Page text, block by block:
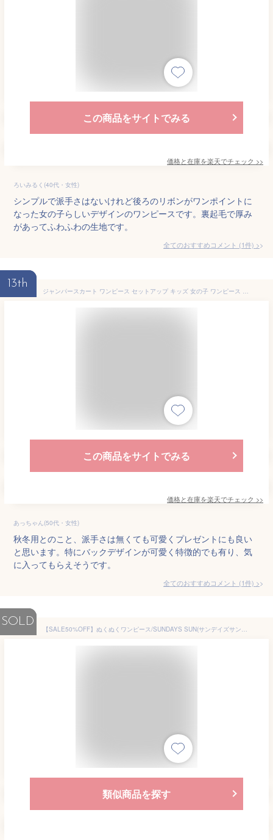
この商品をサイトでみる
価格と在庫を楽天でチェック >>
ろいみるく(40代・女性)
シンプルで派手さはないけれど後ろのリボンがワンポイントに
なった女の子らしいデザインのワンピースです。裏起毛で厚み
があってふわふわの生地です。
全てのおすすめコメント (1件) >
13th
ジャンパースカート ワンピース セットアップ キッズ 女の子 ワンピース 発表会 結婚式 子供 入学式 スーツ 女の子 子供服 卒園式 チェック柄 スカート キッズ ジュニア セットアップ 110cm 120cm 130cm 140cm 150cm
この商品をサイトでみる
価格と在庫を楽天でチェック >>
あっちゃん(50代・女性)
秋冬用とのこと、派手さは無くても可愛くプレゼントにも良い
と思います。特にバックデザインが可愛く特徴的でも有り、気
に入ってもらえそうです。
全てのおすすめコメント (1件) >
SOLD
【SALE50%OFF】ぬくぬくワンピース/SUNDAYS SUN(サンデイズサン)秋冬 秋服 セール 子供服 ベビー キッズ キッズ 女の子 カジュアル ナチュラル ol au o on aw
類似商品を探す